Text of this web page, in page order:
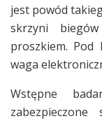
jest powód
skrzyni
proszkiem. Pod
waga
Wstępne